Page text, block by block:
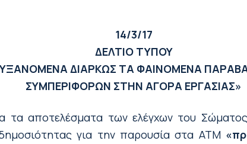
14/3/17
ΔΕΛΤΙΟ ΤΥΠΟΥ
ΔΙΑΡΚΩΣ ΤΑ ΦΑΙΝΟΜΕΝΑ
ΣΥΜΠΕΡΙΦΟΡΩΝ ΣΤΗΝ ΑΓΟΡΑ ΕΡΓΑΣΙΑΣ»
τα αποτελέσματα των ελέγχων του
για την παρουσία στα ATM